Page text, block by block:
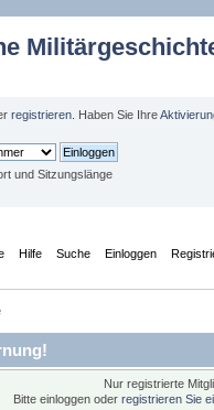
registrieren . Haben Sie Ihre
und Sitzungslänge
Hilfe Suche Einloggen
Nur registrierte
Bitte einloggen oder registrieren Sie